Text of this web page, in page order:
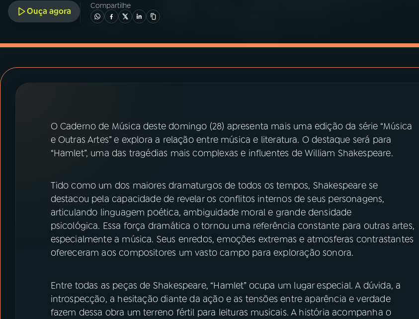
ACOMPANHE A RÁDIO MEC
Instagram X
Ouça agora
Compartilhe
O Caderno de Música deste domingo (28) apresenta mais uma edição da série “Música
e Outras Artes” e explora a relação entre música e literatura. O destaque será para
“Hamlet”, uma das tragédias mais complexas e influentes de William Shakespeare.
Tido como um dos maiores dramaturgos de todos os tempos, Shakespeare se
destacou pela capacidade de revelar os conflitos internos de seus personagens,
articulando linguagem poética, ambiguidade moral e grande densidade
psicológica. Essa força dramática o tornou uma referência constante para outras artes,
especialmente a música. Seus enredos, emoções extremas e atmosferas contrastantes
ofereceram aos compositores um vasto campo para exploração sonora.
Entre todas as peças de Shakespeare, “Hamlet” ocupa um lugar especial. A dúvida, a
introspecção, a hesitação diante da ação e as tensões entre aparência e verdade
fazem dessa obra um terreno fértil para leituras musicais. A história acompanha o